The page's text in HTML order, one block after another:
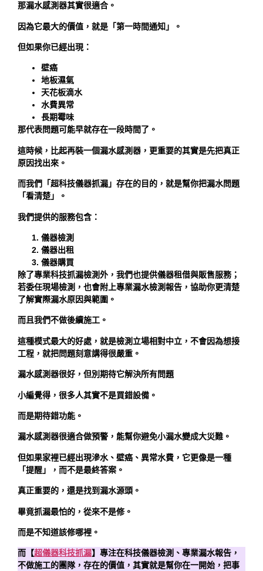
那漏水感測器其實很適合。
因為它最大的價值，就是「第一時間通知」。
但如果你已經出現：
壁癌
地板濕氣
天花板滴水
水費異常
長期霉味
那代表問題可能早就存在一段時間了。
這時候，比起再裝一個漏水感測器，更重要的其實是先把真正
原因找出來。
而我們「超科技儀器抓漏」存在的目的，就是幫你把漏水問題
「看清楚」。
我們提供的服務包含：
儀器檢測
儀器出租
儀器購買
除了專業科技抓漏檢測外，我們也提供儀器租借與販售服務；
若委任現場檢測，也會附上專業漏水檢測報告，協助你更清楚
了解實際漏水原因與範圍。
而且我們不做後續施工。
這種模式最大的好處，就是檢測立場相對中立，不會因為想接
工程，就把問題刻意講得很嚴重。
漏水感測器很好，但別期待它解決所有問題
小編覺得，很多人其實不是買錯設備。
而是期待錯功能。
漏水感測器很適合做預警，能幫你避免小漏水變成大災難。
但如果家裡已經出現滲水、壁癌、異常水費，它更像是一種
「提醒」，而不是最終答案。
真正重要的，還是找到漏水源頭。
畢竟抓漏最怕的，從來不是修。
而是不知道該修哪裡。
而【超儀器科技抓漏】專注在科技儀器檢測、專業漏水報告，
不做施工的團隊，存在的價值，其實就是幫你在一開始，把事